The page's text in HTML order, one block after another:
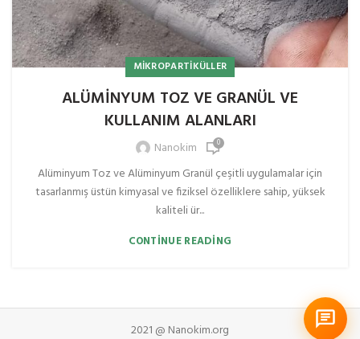
MIKROPARTIKÜLLER
ALÜMİNYUM TOZ VE GRANÜL VE
KULLANIM ALANLARI
Nanokim 0
Alüminyum Toz ve Alüminyum Granül çeşitli uygulamalar için
tasarlanmış üstün kimyasal ve fiziksel özelliklere sahip, yüksek
kaliteli ür...
CONTINUE READING
2021 @ Nanokim.org